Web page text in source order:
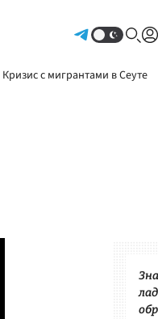
Кризис с мигрантами в Сеуте